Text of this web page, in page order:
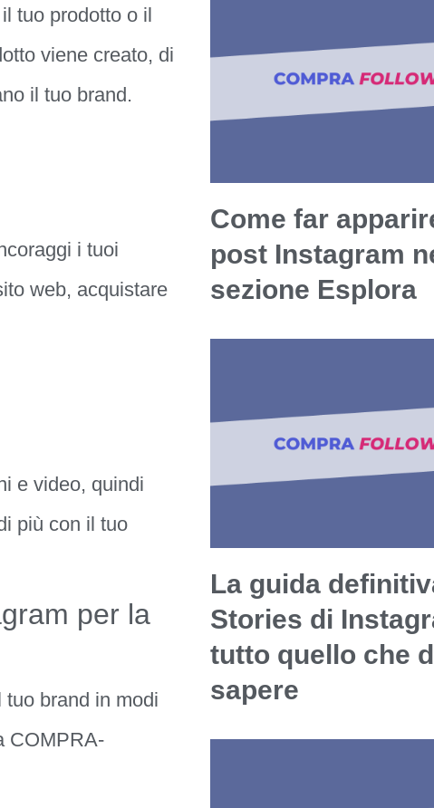
tuo prodotto o il
viene creato, di
il tuo brand.
i tuoi
web, acquistare
e video, quindi
più con il tuo
per la
brand in modi
COMPRA-
Come far
post Instagram
sezione Esplora
La guida
Stories di
tutto quello che
sapere